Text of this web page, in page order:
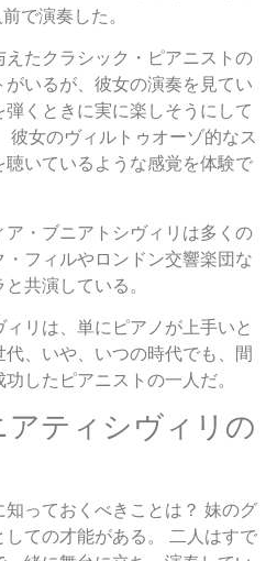
で演奏した。
たクラシック・ピアニストの
いるが、彼女の演奏を見てい
くときに実に楽しそうにして
彼女のヴィルトゥオーゾ的なス
いているような感覚を体験で
・ブニアトシヴィリは多くの
フィルやロンドン交響楽団な
共演している。
リは、単にピアノが上手いと
、いや、いつの時代でも、間
したピアニストの一人だ。
ティシヴィリの
っておくべきことは？ 妹のグ
ての才能がある。 二人はすで